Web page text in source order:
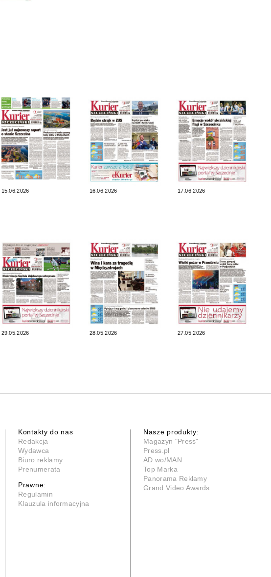
15.06.2026 16.06.2026 17.06.2026
29.05.2026 28.05.2026 27.05.2026
Kontakty do nas
Redakcja
Wydawca
Biuro reklamy
Prenumerata
Prawne:
Regulamin
Klauzula informacyjna
Nasze produkty:
Magazyn "Press"
Press.pl
AD wo/MAN
Top Marka
Panorama Reklamy
Grand Video Awards